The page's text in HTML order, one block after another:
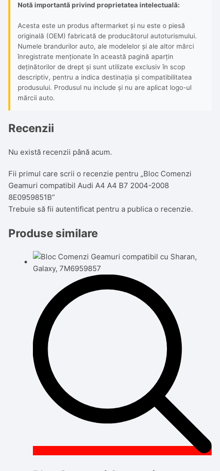
Notă importantă privind proprietatea intelectuală:
Acesta este un produs aftermarket și nu este o piesă
originală (OEM) fabricată de producătorul autoturismului.
Numele brandurilor auto, ale modelelor și ale altor mărci
înregistrate menționate în această pagină aparțin
deținătorilor de drept și sunt utilizate exclusiv în scop
descriptiv, pentru a indica destinația și compatibilitatea
produsului. Produsul nu include și nu are aplicat logo-ul
mărcii auto.
Recenzii
Nu există recenzii până acum.
Fii primul care scrii o recenzie pentru „Bloc Comenzi
Geamuri compatibil Audi A4 A4 B7 2004-2008
8E0959851B”
Trebuie să fiiautentificat pentru a publica o recenzie.
Produse similare